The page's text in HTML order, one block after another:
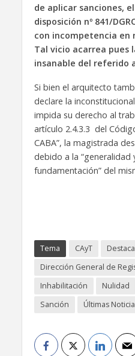
de aplicar sanciones,
disposición nº 841/
con incompetencia en
Tal vicio acarrea pues
insanable del referido
Si bien el arquitecto
declare la
impida su derecho al
artículo 2.4.3.3 del
CABA”, la magistrada
debido a la “generalidad
fundamentación” del
Tema CAyT
Dirección General de
Inhabilitación
Nulidad
Sanción
Últimas